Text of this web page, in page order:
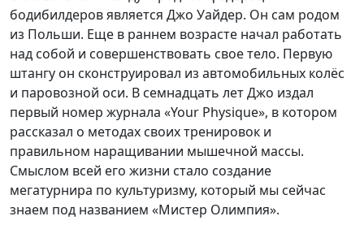
бодибилдеров является Джо Уайдер. Он сам родом
из Польши. Еще в раннем возрасте начал работать
над собой и совершенствовать свое тело. Первую
штангу он сконструировал из автомобильных колёс
и паровозной оси. В семнадцать лет Джо издал
первый номер журнала «Your Physique», в котором
рассказал о методах своих тренировок и
правильном наращивании мышечной массы.
Смыслом всей его жизни стало создание
мегатурнира по культуризму, который мы сейчас
знаем под названием «Мистер Олимпия».